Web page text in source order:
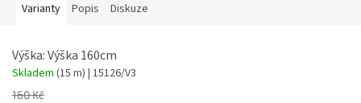
Varianty Popis Diskuze
Výška: Výška 160cm
Skladem (15 m) | 15126/V3
160 Kč